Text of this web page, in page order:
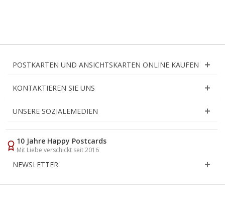
POSTKARTEN UND ANSICHTSKARTEN ONLINE KAUFEN
KONTAKTIEREN SIE UNS
UNSERE SOZIALEMEDIEN
10 Jahre Happy Postcards
Mit Liebe verschickt seit 2016
NEWSLETTER